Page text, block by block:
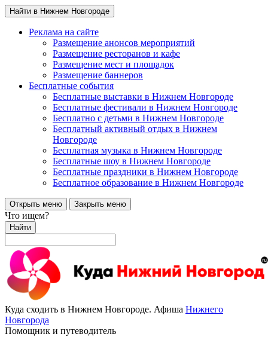
Найти в Нижнем Новгороде
Реклама на сайте
Размещение анонсов мероприятий
Размещение ресторанов и кафе
Размещение мест и площадок
Размещение баннеров
Бесплатные события
Бесплатные выставки в Нижнем Новгороде
Бесплатные фестивали в Нижнем Новгороде
Бесплатно с детьми в Нижнем Новгороде
Бесплатный активный отдых в Нижнем
Новгороде
Бесплатная музыка в Нижнем Новгороде
Бесплатные шоу в Нижнем Новгороде
Бесплатные праздники в Нижнем Новгороде
Бесплатное образование в Нижнем Новгороде
Открыть меню Закрыть меню
Что ищем?
Найти
Куда сходить в Нижнем Новгороде. Афиша Нижнего
Новгорода
Помощник и путеводитель